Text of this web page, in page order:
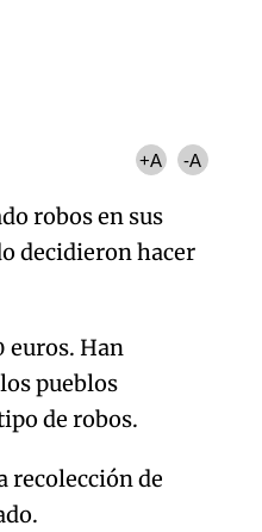
+A -A
robos en sus
decidieron hacer
euros. Han
pueblos
de robos.
recolección de